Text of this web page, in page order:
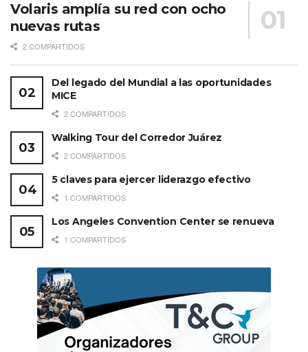
Volaris amplía su red con ocho
nuevas rutas
2 COMPARTIDOS
Del legado del Mundial a las oportunidades
MICE
2 COMPARTIDOS
Walking Tour del Corredor Juárez
2 COMPARTIDOS
5 claves para ejercer liderazgo efectivo
1 COMPARTIDOS
Los Angeles Convention Center se renueva
1 COMPARTIDOS